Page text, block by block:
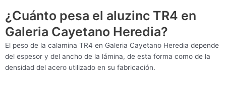
¿Cuánto pesa el aluzinc TR4 en
Galeria Cayetano Heredia?
El peso de la calamina TR4 en Galeria Cayetano Heredia depende
del espesor y del ancho de la lámina, de esta forma como de la
densidad del acero utilizado en su fabricación.